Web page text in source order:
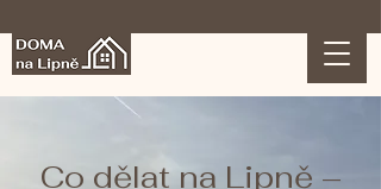
Co dělat na Lipně –